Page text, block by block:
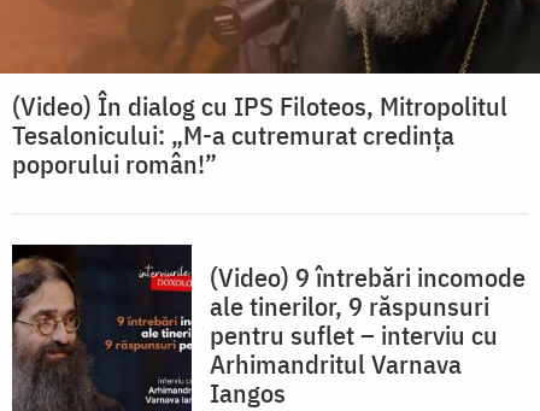
(Video) În dialog cu IPS Filoteos, Mitropolitul
Tesalonicului: „M-a cutremurat credința
poporului român!”
(Video) 9 întrebări incomode
ale tinerilor, 9 răspunsuri
pentru suflet – interviu cu
Arhimandritul Varnava
Iangos